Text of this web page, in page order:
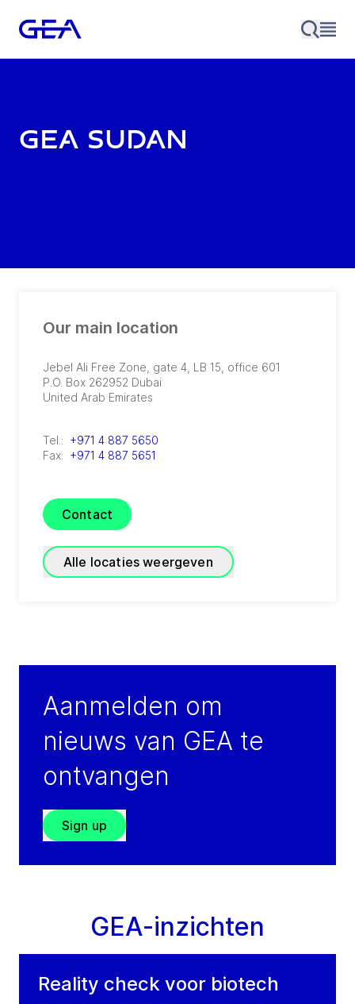
GEA Sudan
Our main location
Jebel Ali Free Zone, gate 4, LB 15, office 601
P.O. Box 262952 Dubai
United Arab Emirates
Tel.: +971 4 887 5650
Fax: +971 4 887 5651
Contact
Alle locaties weergeven
Zone, El Obour City
Cairo
Egypt
Tel.:
Fax: +202 4 4893566
Service: +971 504635548
(weekends/outside working hours)
Aanmelden om
nieuws van GEA te
ontvangen
Sign up
GEA-inzichten
Reality check voor biotech